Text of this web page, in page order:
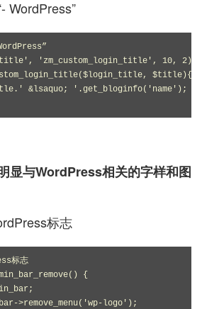
WordPress”
'zm_custom_login_title', 10, 2);
$title){
&lsaquo; '.get_bloginfo('name');
显与WordPress相关的字样和图
标志
标志
{
>remove_menu('wp-logo');